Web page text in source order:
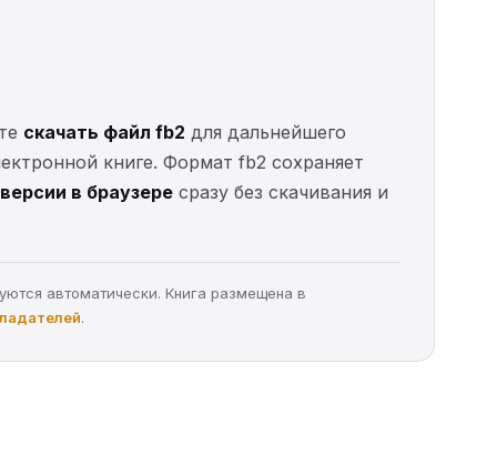
скачать файл fb2 для дальнейшего
книге. Формат fb2 сохраняет
в браузере сразу без скачивания и
автоматически. Книга размещена в
.